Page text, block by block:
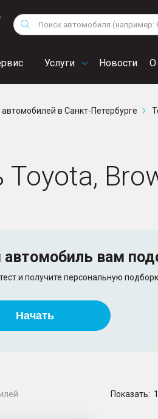
Поиск
Услуги Новости О
Audi
в Санкт-Петербурге
Toyota,
автомобиль вам
и получите персональную
Начать
Показать: